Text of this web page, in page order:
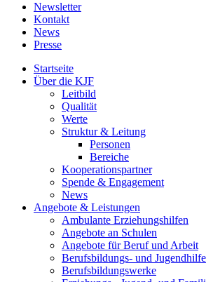
Newsletter
Kontakt
News
Presse
Startseite
Über die KJF
Leitbild
Qualität
Werte
Struktur & Leitung
Personen
Bereiche
Kooperationspartner
Spende & Engagement
News
Angebote & Leistungen
Ambulante Erziehungshilfen
Angebote an Schulen
Angebote für Beruf und Arbeit
Berufsbildungs- und
Berufsbildungswerke